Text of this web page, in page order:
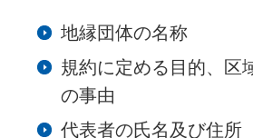
地縁団体の名称
規約に定める目的、区
の事由
代表者の氏名及び住所